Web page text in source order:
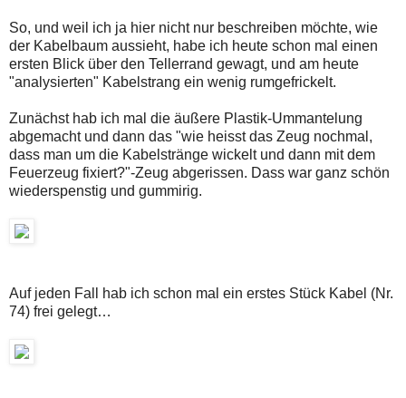
So, und weil ich ja hier nicht nur beschreiben möchte, wie
der Kabelbaum aussieht, habe ich heute schon mal einen
ersten Blick über den Tellerrand gewagt, und am heute
"analysierten" Kabelstrang ein wenig rumgefrickelt.
Zunächst hab ich mal die äußere Plastik-Ummantelung
abgemacht und dann das "wie heisst das Zeug nochmal,
dass man um die Kabelstränge wickelt und dann mit dem
Feuerzeug fixiert?"-Zeug abgerissen. Dass war ganz schön
wiederspenstig und gummirig.
Auf jeden Fall hab ich schon mal ein erstes Stück Kabel (Nr.
74) frei gelegt…